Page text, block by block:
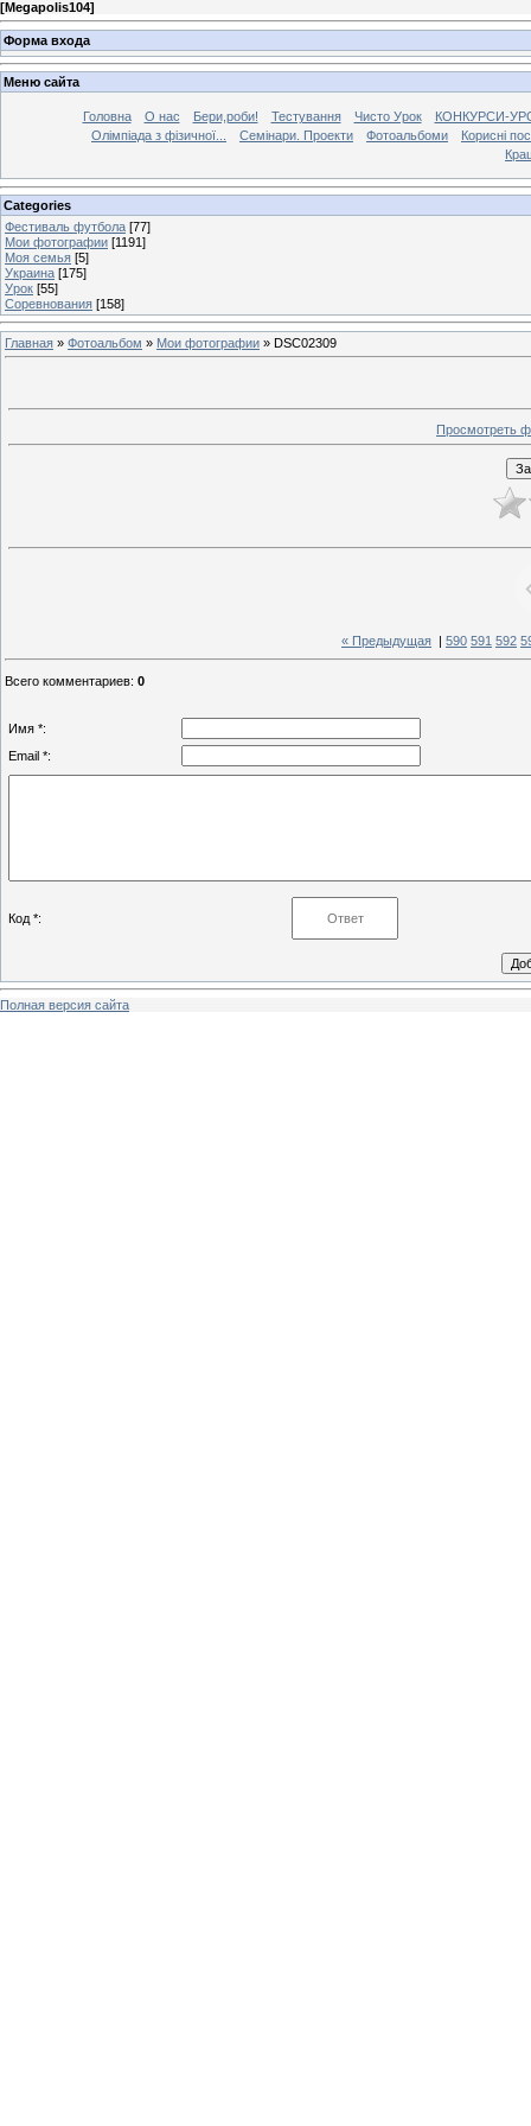
[Megapolis104]
Форма входа
Меню сайта
Головна О нас Бери,роби! Тестування Чисто Урок
КОНКУРСИ-
Олімпіада з фізичної...
Семінари. Проекти Фотоальбоми
Корисні
Categories
Фестиваль футбола [77]
Мои фотографии [1191]
Моя семья [5]
Украина [175]
Урок [55]
Соревнования [158]
Главная » Фотоальбом » Мои фотографии » DSC02309
Просмотреть
« Предыдущая 590 591 592
Всего комментариев: 0
Имя *:
Email *:
Код *:
Полная версия сайта